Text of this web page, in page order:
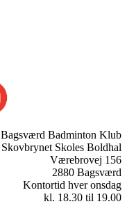
Bagsværd Badminton Klub
Skovbrynet Skoles Boldhal
Værebrovej 156
2880 Bagsværd
Kontortid hver onsdag
kl. 18.30 til 19.00